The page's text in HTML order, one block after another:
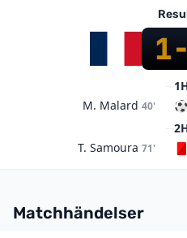
1-
M. Malard 40'
T. Samoura 71'
Matchhändelser